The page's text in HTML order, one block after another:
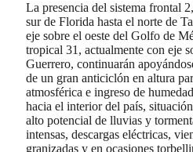
La presencia del sistema frontal
sur de Florida hasta el norte de
eje sobre el oeste del Golfo de
tropical 31, actualmente con eje
Guerrero, continuarán
de un gran anticiclón en altura
atmosférica e ingreso de
hacia el interior del país,
alto potencial de lluvias y
intensas, descargas eléctricas,
granizadas y en ocasiones